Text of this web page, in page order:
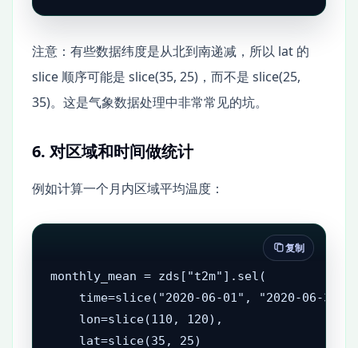
注意：有些数据纬度是从北到南递减，所以 lat 的
slice 顺序可能是 slice(35, 25)，而不是 slice(25,
35)。这是气象数据处理中非常常见的坑。
6. 对区域和时间做统计
例如计算一个月内区域平均温度：
monthly_mean = zds["t2m"].sel(
time=slice("2020-06-01", "2020-06-
    lon=slice(110, 120),
    lat=slice(35, 25)
复制